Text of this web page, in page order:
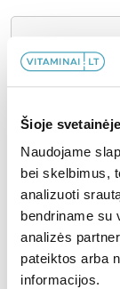
Šioje
Naudojame
bei skelbimus,
analizuoti
bendriname su
analizės
pateiktos arba
informacijos.
Odai
1+1
papildas
26,99